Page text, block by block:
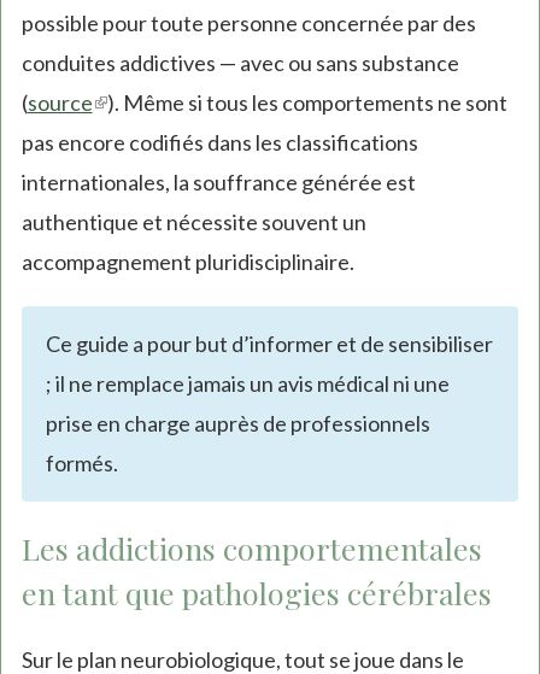
possible pour toute personne concernée par des
conduites addictives — avec ou sans substance
(source(link
is
external)
). Même si tous les comportements ne sont
pas encore codifiés dans les classifications
internationales, la souffrance générée est
authentique et nécessite souvent un
accompagnement pluridisciplinaire.
Ce guide a pour but d’informer et de sensibiliser
; il ne remplace jamais un avis médical ni une
prise en charge auprès de professionnels
formés.
Les addictions comportementales
en tant que pathologies cérébrales
Sur le plan neurobiologique, tout se joue dans le